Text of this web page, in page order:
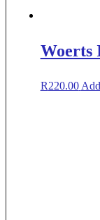
Woerts
R220.00